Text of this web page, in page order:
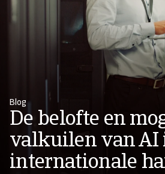
Blog
De belofte en
valkuilen van AI
internationale